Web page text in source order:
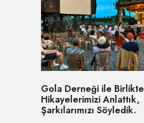
Gola Derneği ile Birlikte
Hikayelerimizi Anlattık,
Şarkılarımızı Söyledik.